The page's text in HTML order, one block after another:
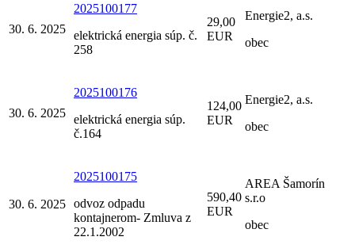
30. 6. 2025
2025100177
elektrická energia súp. č.
258
29,00
EUR
Energie2, a.s.
obec
30. 6. 2025
2025100176
elektrická energia súp.
č.164
124,00
EUR
Energie2, a.s.
obec
30. 6. 2025
2025100175
odvoz odpadu
kontajnerom- Zmluva z
22.1.2002
590,40
EUR
AREA Šamorín
s.r.o
obec